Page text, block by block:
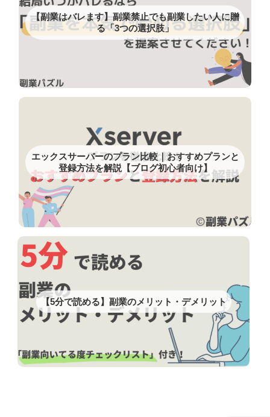
【副業はバレます】副業禁止でも副業したい人に贈
る「3つの選択肢」
エックスサーバーのプラン比較｜おすすめプランと
登録方法を解説【ブログ初心者向け】
【5分で読める】副業のメリット・デメリット